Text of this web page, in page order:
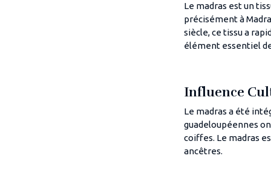
Le madras est un
précisément à
siècle, ce tissu a
élément essentiel
Influence
Le madras a été
guadeloupéennes
coiffes. Le madras
ancêtres.